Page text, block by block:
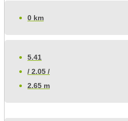
0 km
5.41
/ 2.05 /
2.65 m